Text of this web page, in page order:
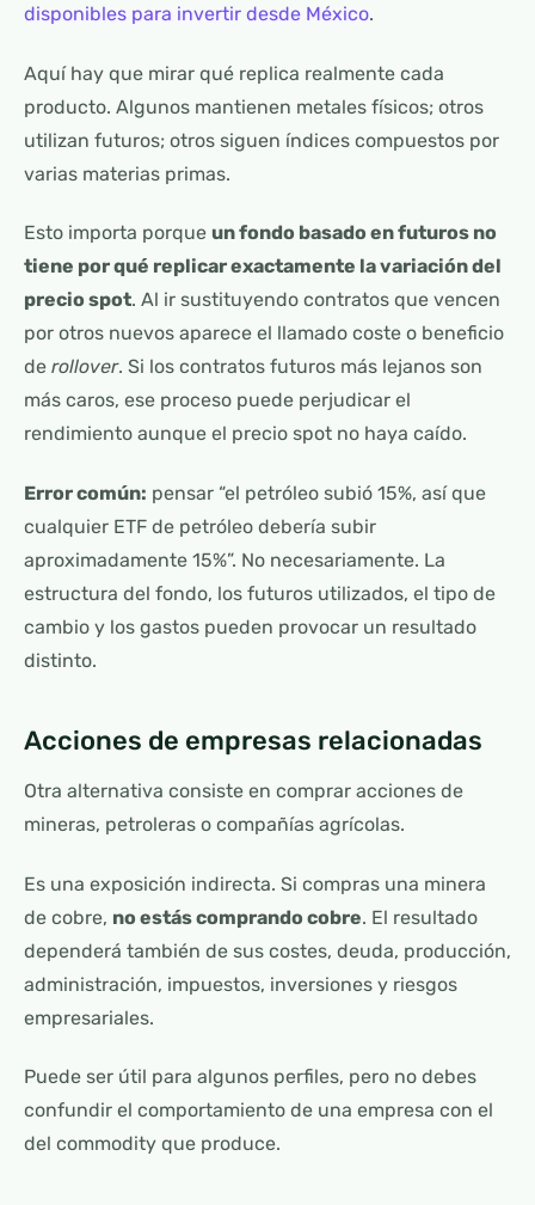
disponibles para invertir desde México.
Aquí hay que mirar qué replica realmente cada
producto. Algunos mantienen metales físicos; otros
utilizan futuros; otros siguen índices compuestos por
varias materias primas.
Esto importa porque un fondo basado en futuros no
tiene por qué replicar exactamente la variación del
precio spot. Al ir sustituyendo contratos que vencen
por otros nuevos aparece el llamado coste o beneficio
de rollover. Si los contratos futuros más lejanos son
más caros, ese proceso puede perjudicar el
rendimiento aunque el precio spot no haya caído.
Error común: pensar “el petróleo subió 15%, así que
cualquier ETF de petróleo debería subir
aproximadamente 15%”. No necesariamente. La
estructura del fondo, los futuros utilizados, el tipo de
cambio y los gastos pueden provocar un resultado
distinto.
Acciones de empresas relacionadas
Otra alternativa consiste en comprar acciones de
mineras, petroleras o compañías agrícolas.
Es una exposición indirecta. Si compras una minera
de cobre, no estás comprando cobre. El resultado
dependerá también de sus costes, deuda, producción,
administración, impuestos, inversiones y riesgos
empresariales.
Puede ser útil para algunos perfiles, pero no debes
confundir el comportamiento de una empresa con el
del commodity que produce.